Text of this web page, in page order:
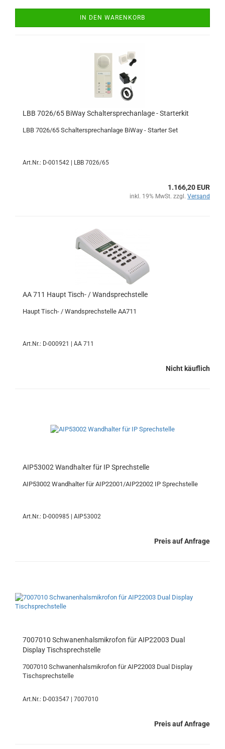
IN DEN WARENKORB
LBB 7026/65 BiWay Schaltersprechanlage - Starterkit
LBB 7026/65 Schaltersprechanlage BiWay - Starter Set
Art.Nr.: D-001542 | LBB 7026/65
1.166,20 EUR
inkl. 19% MwSt. zzgl. Versand
AA 711 Haupt Tisch- / Wandsprechstelle
Haupt Tisch- / Wandsprechstelle AA711
Art.Nr.: D-000921 | AA 711
Nicht käuflich
AIP53002 Wandhalter für IP Sprechstelle
AIP53002 Wandhalter für AIP22001/AIP22002 IP Sprechstelle
Art.Nr.: D-000985 | AIP53002
Preis auf Anfrage
7007010 Schwanenhalsmikrofon für AIP22003 Dual
Display Tischsprechstelle
7007010 Schwanenhalsmikrofon für AIP22003 Dual Display
Tischsprechstelle
Art.Nr.: D-003547 | 7007010
Preis auf Anfrage